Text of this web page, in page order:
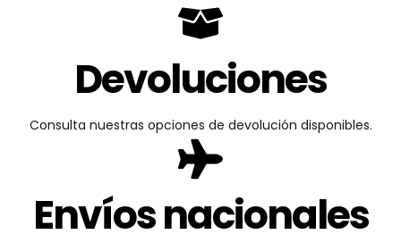
Devoluciones
Consulta nuestras opciones de devolución disponibles.
Envíos nacionales